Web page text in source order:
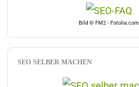
Bild © FM2 - Fotolia.com
SEO SELBER MACHEN